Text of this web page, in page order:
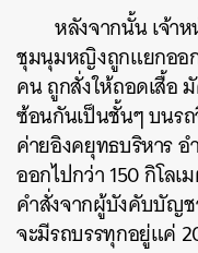
หลังจากนั้น เจ้า
ชุมนุมหญิงถูกแยกออ
คน ถูกสั่งให้ถอดเสื้อ
ซ้อนกันเป็นชั้นๆ บนร
ค่ายอิงคยุทธบริหาร
ออกไปกว่า 150 กิโลเ
คำสั่งจากผู้บังคับบัญช
จะมีรถบรรทุกอยู่แค่